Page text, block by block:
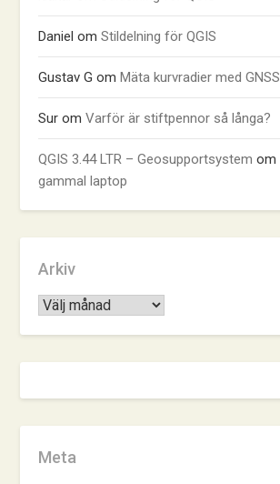
Daniel omStildelning för QGIS
Gustav G omMäta kurvradier med GNSS
Sur omVarför är stiftpennor så långa?
QGIS 3.44 LTR – Geosupportsystem om
gammal laptop
Arkiv
Arkiv
Meta